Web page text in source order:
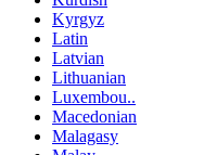
Kyrgyz
Latin
Latvian
Lithuanian
Luxembou..
Macedonian
Malagasy